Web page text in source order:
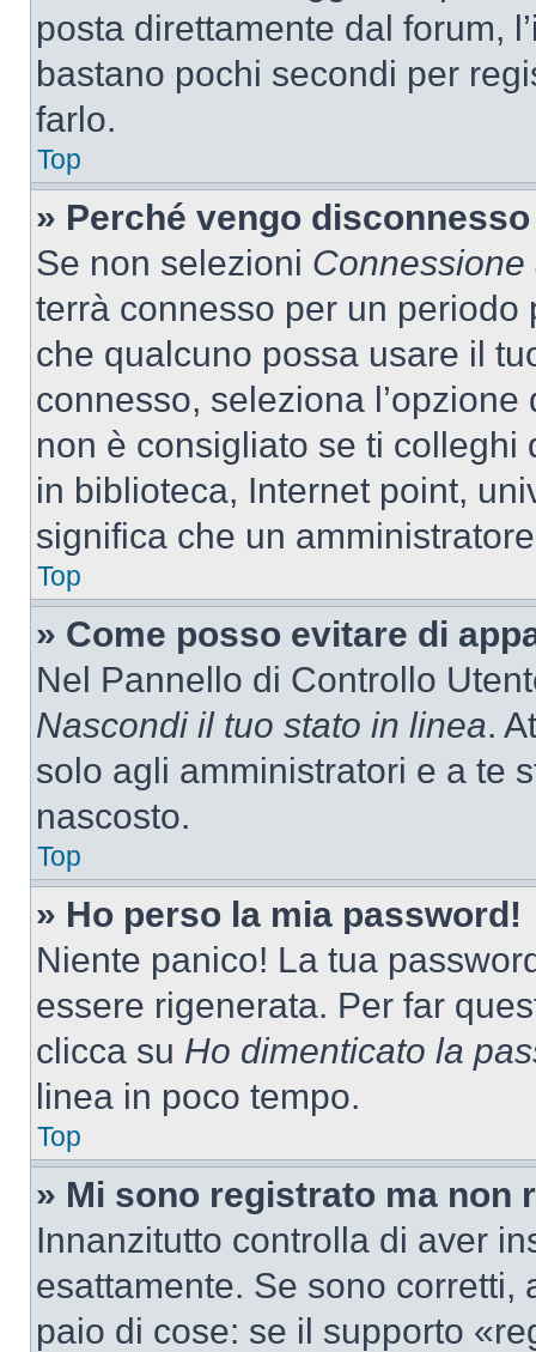
posta direttamente dal forum,
bastano pochi secondi per
farlo.
Top
» Perché vengo
Se non selezioni
terrà connesso per un
che qualcuno possa usare il
connesso, seleziona
non è consigliato se ti
in biblioteca, Internet point,
significa che un
Top
» Come posso evitare di
Nel Pannello di Controllo
Nascondi il tuo stato in linea.
solo agli amministratori e a te
nascosto.
Top
» Ho perso la mia password!
Niente panico! La tua
essere rigenerata. Per far
clicca su Ho dimenticato la
linea in poco tempo.
Top
» Mi sono registrato ma non
Innanzitutto controlla di aver
esattamente. Se sono
paio di cose: se il supporto